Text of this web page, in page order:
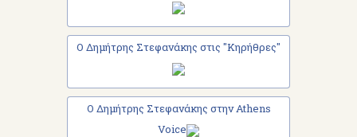
Ο Δημήτρης Στεφανάκης στις "Κηρήθρες"
Ο Δημήτρης Στεφανάκης στην Athens
Voice